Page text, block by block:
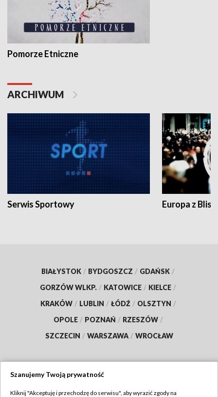
Pomorze Etniczne
ARCHIWUM
Serwis Sportowy Europa z
BIAŁYSTOK / BYDGOSZCZ / GDAŃSK /
GORZÓW WLKP. / KATOWICE / KIELCE /
KRAKÓW / LUBLIN / ŁÓDŹ / OLSZTYN /
OPOLE / POZNAŃ / RZESZÓW /
SZCZECIN / WARSZAWA / WROCŁAW
Szanujemy Twoją prywatność
Kliknij "Akceptuję i przechodzę do serwisu", aby wyrazić zgody na